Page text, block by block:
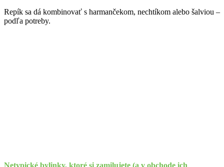
Repík sa dá kombinovať s harmančekom, nechtíkom alebo šalviou –
podľa potreby.